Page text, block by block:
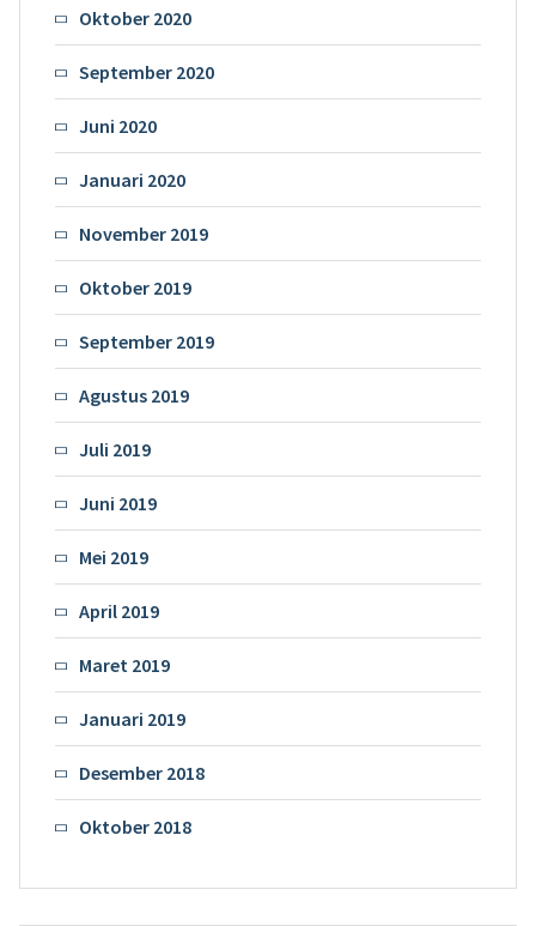
Oktober 2020
September 2020
Juni 2020
Januari 2020
November 2019
Oktober 2019
September 2019
Agustus 2019
Juli 2019
Juni 2019
Mei 2019
April 2019
Maret 2019
Januari 2019
Desember 2018
Oktober 2018